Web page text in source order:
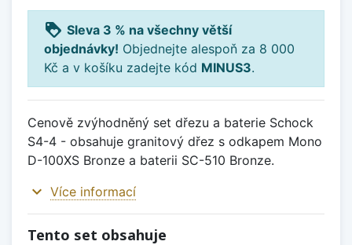
loyalty Sleva 3 % na všechny větší
objednávky! Objednejte alespoň za 8 000
Kč a v košíku zadejte kód MINUS3.
Cenově zvýhodněný set dřezu a baterie Schock
S4-4 - obsahuje granitový dřez s odkapem Mono
D-100XS Bronze a baterii SC-510 Bronze.
expand_more Více informací
Tento set obsahuje